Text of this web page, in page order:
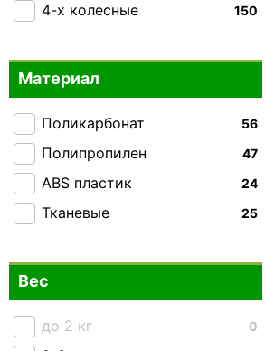
1
Mandarina Duck
Milano Bag
0
MSB
0
National Geographic
0
Piquadro
3
Semi Line
6
Swissbrand
Tucano
5
V&V Travel
150
4-х колесные
Материал
56
Поликарбонат
47
Полипропилен
24
ABS пластик
25
Тканевые
Вес
0
до 2 кг